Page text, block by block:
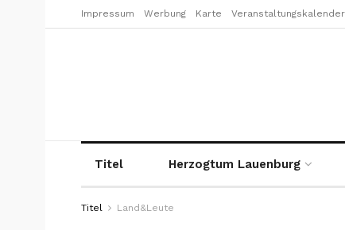
Impressum Werbung Karte Veranstaltungskalender
Titel Herzogtum Lauenburg
Titel Land&Leute